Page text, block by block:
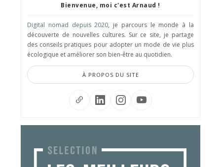
Bienvenue, moi c'est Arnaud !
Digital nomad depuis 2020, je parcours le monde à la
découverte de nouvelles cultures. Sur ce site, je partage
des conseils pratiques pour adopter un mode de vie plus
écologique et améliorer son bien-être au quotidien.
À PROPOS DU SITE